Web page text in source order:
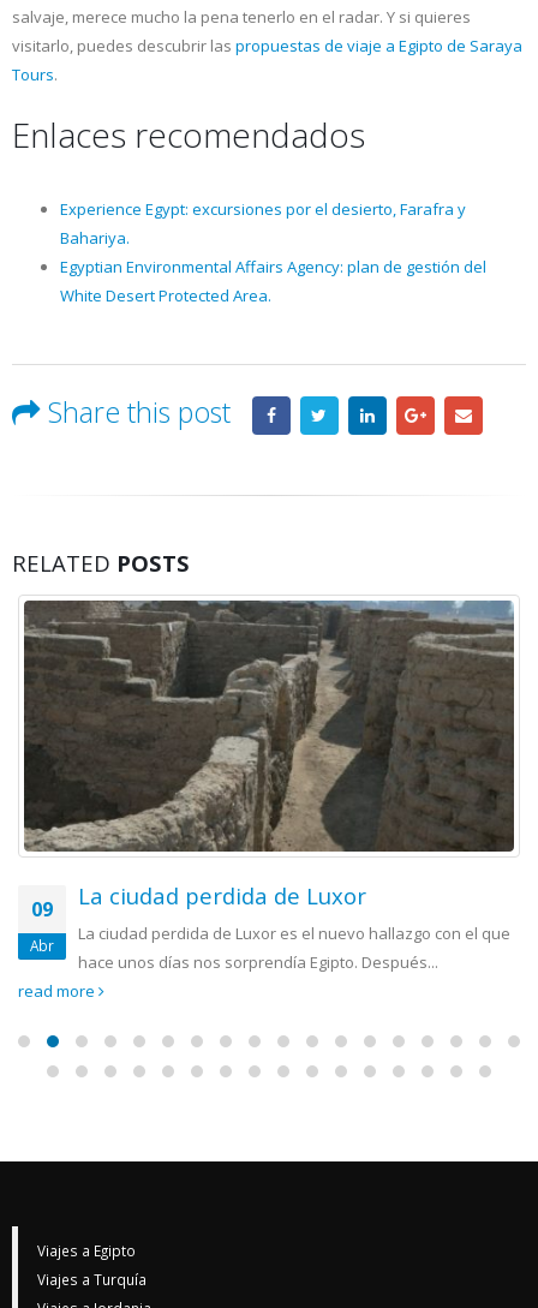
salvaje, merece mucho la pena tenerlo en el radar. Y si quieres
visitarlo, puedes descubrir las propuestas de viaje a Egipto de Saraya
Tours.
Enlaces recomendados
Experience Egypt: excursiones por el desierto, Farafra y
Bahariya.
Egyptian Environmental Affairs Agency: plan de gestión del
White Desert Protected Area.
Share this post
RELATED POSTS
09
Abr
La ciudad perdida de Luxor
La ciudad perdida de Luxor es el nuevo hallazgo con el que
hace unos días nos sorprendía Egipto. Después...
read more
Viajes a Egipto
Viajes a Turquía